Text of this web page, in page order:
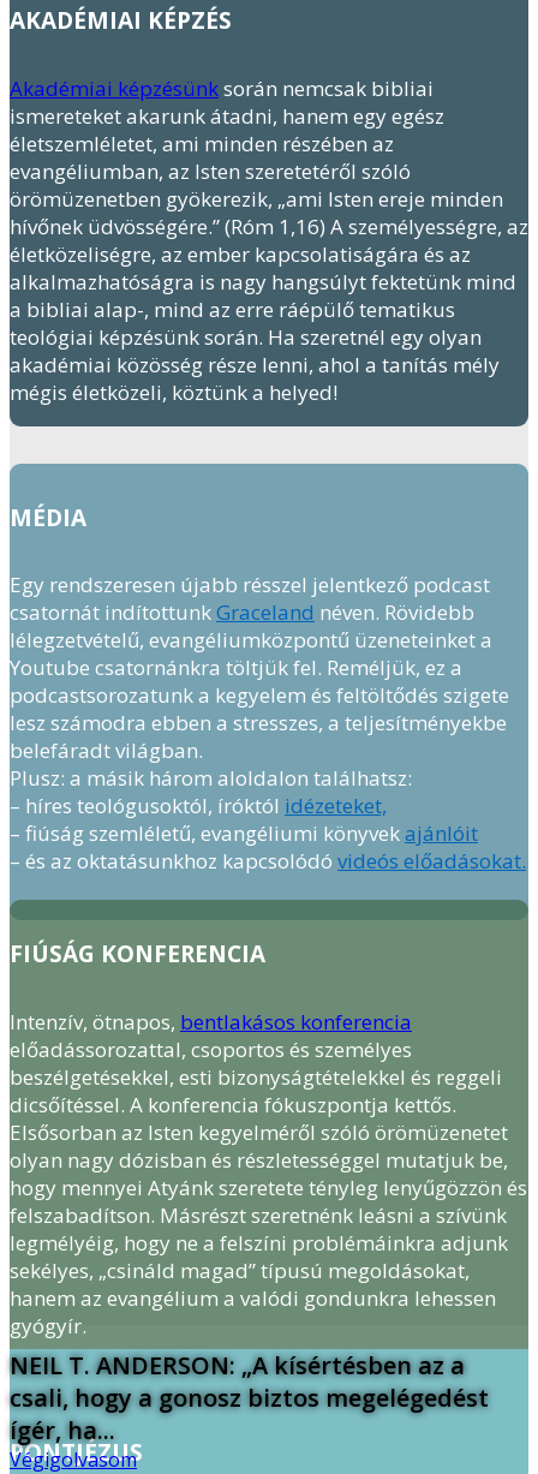
AKADÉMIAI KÉPZÉS
Akadémiai képzésünksorán nemcsak bibliai
ismereteket akarunk átadni, hanem egy egész
életszemléletet, ami minden részében az
evangéliumban, az Isten szeretetéről szóló
örömüzenetben gyökerezik, „ami Isten ereje minden
hívőnek üdvösségére.” (Róm 1,16) A személyességre, az
életközeliségre, az ember kapcsolatiságára és az
alkalmazhatóságra is nagy hangsúlyt fektetünk mind
a bibliai alap-, mind az erre ráépülő tematikus
teológiai képzésünk során. Ha szeretnél egy olyan
akadémiai közösség része lenni, ahol a tanítás mély
mégis életközeli, köztünk a helyed!
MÉDIA
Egy rendszeresen újabb résszel jelentkező podcast
csatornát indítottunkGraceland néven. Rövidebb
lélegzetvételű, evangéliumközpontű üzeneteinket a
Youtube csatornánkra töltjük fel. Reméljük, ez a
podcastsorozatunk a kegyelem és feltöltődés szigete
lesz számodra ebben a stresszes, a teljesítményekbe
belefáradt világban.
Plusz: a másik három aloldalon találhatsz:
– híres teológusoktól, íróktól idézeteket,
– fiúság szemléletű, evangéliumi könyvekajánlóit
– és az oktatásunkhoz kapcsolódó videós előadásokat.
FIÚSÁG KONFERENCIA
Intenzív, ötnapos, bentlakásos konferencia
előadássorozattal, csoportos és személyes
beszélgetésekkel, esti bizonyságtételekkel és reggeli
dicsőítéssel. A konferencia fókuszpontja kettős.
Elsősorban az Isten kegyelméről szóló örömüzenetet
olyan nagy dózisban és részletességgel mutatjuk be,
hogy mennyei Atyánk szeretete tényleg lenyűgözzön és
felszabadítson. Másrészt szeretnénk leásni a szívünk
legmélyéig, hogy ne a felszíni problémáinkra adjunk
sekélyes, „csináld magad” típusú megoldásokat,
hanem az evangélium a valódi gondunkra lehessen
gyógyír.
PONTJÉZUS
NEIL T. ANDERSON: „A kísértésben az a
csali, hogy a gonosz biztos megelégedést
ígér, ha...
Végigolvasom